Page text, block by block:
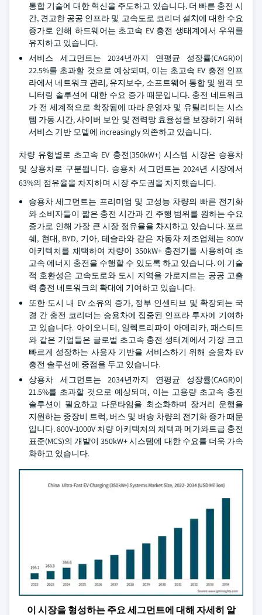
통합 기술에 대한 혁신을 주도하고 있습니다. 더 빠른 충전 시
간, 견고한 공공 인프라 및 고속도로 코리더 설치에 대한 수요
증가로 인해 하드웨어는 초고속 EV 충전 생태계에서 우위를
유지하고 있습니다.
서비스 세그먼트는 2034년까지 연평균 성장률(CAGR)이
22.5%를 초과할 것으로 예상되며, 이는 초고속 EV 충전 인프
라에서 네트워크 관리, 유지보수, 소프트웨어 통합 및 원격 모
니터링 솔루션에 대한 수요 증가 때문입니다. 충전 네트워크
가 전 세계적으로 확장됨에 따라 운영자 및 유틸리티는 시스
템 가동 시간, 사이버 보안 및 전력망 효율성을 보장하기 위해
서비스 기반 모델에 increasingly 의존하고 있습니다.
차량 유형별로 초고속 EV 충전(350kW+) 시스템 시장은 승용차
및 상용차로 구분됩니다. 승용차 세그먼트는 2024년 시장에서
63%의 점유율을 차지하며 시장 주도권을 차지했습니다.
승용차 세그먼트는 프리미엄 및 고성능 차량의 빠른 전기화
와 소비자들이 짧은 충전 시간과 긴 주행 범위를 원하는 수요
증가로 인해 가장 큰 시장 점유율을 차지하고 있습니다. 포르
쉐, 현대, BYD, 기아, 테슬라와 같은 자동차 제조업체는 800V
아키텍처를 채택하여 차량이 350kW+ 충전기를 사용하여 초
고속 에너지 충전을 수행할 수 있도록 하고 있습니다. 이 기술
적 호환성은 고속도로와 도시 지역을 가로지르는 공공 고출
력 충전 네트워크의 확대에 기여하고 있습니다.
또한 도시 내 EV 소유의 증가, 정부 인센티브 및 확장되는 국
경 간 충전 코리더는 승용차에 집중된 인프라 투자에 기여하
고 있습니다. 아이오니티, 일렉트리파이 아메리카, 패스티드
와 같은 기업들은 글로벌 초고속 충전 생태계에서 가장 크고
빠르게 성장하는 사용자 기반을 서비스하기 위해 승용차 EV
충전 솔루션에 중점을 두고 있습니다.
상용차 세그먼트는 2034년까지 연평균 성장률(CAGR)이
21.5%를 초과할 것으로 예상되며, 이는 고용량 초고속 충전
솔루션이 필요하고 다운타임을 최소화하며 장거리 운행을
지원하는 중장비 트럭, 버스 및 배송 차량의 전기화 증가 때문
입니다. 800V-1000V 차량 아키텍처의 채택과 메가와트급 충전
표준(MCS)의 개발이 350kW+ 시스템에 대한 수요를 더욱 가속
화하고 있습니다.
이 시장을 형성하는 주요 세그먼트에 대해 자세히 알